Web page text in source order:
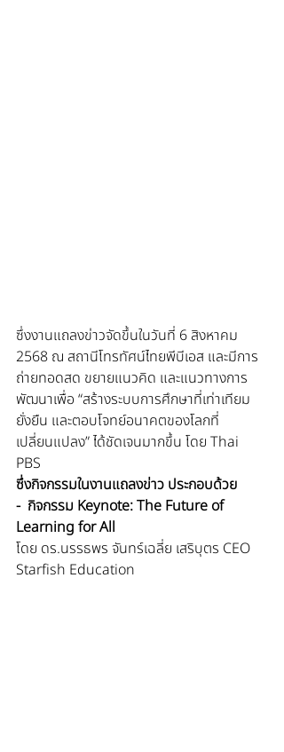
ซึ่งงานแถลงข่าวจัดขึ้นในวันที่ 6 สิงหาคม
2568 ณ สถานีโทรทัศน์ไทยพีบีเอส และมีการ
ถ่ายทอดสด ขยายแนวคิด และแนวทางการ
พัฒนาเพื่อ “สร้างระบบการศึกษาที่เท่าเทียม
ยั่งยืน และตอบโจทย์อนาคตของโลกที่
เปลี่ยนแปลง” ได้ชัดเจนมากขึ้น โดย Thai
PBS
ซึ่งกิจกรรมในงานแถลงข่าว ประกอบด้วย
-  กิจกรรม Keynote: The Future of
Learning for All
โดย ดร.นรรธพร จันทร์เฉลี่ย เสริบุตร CEO
Starfish Education